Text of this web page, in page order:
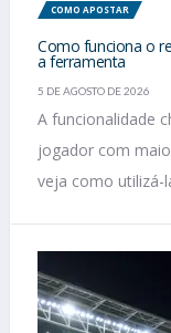
COMO APOSTAR
Como funciona o
a ferramenta
5 DE AGOSTO DE 2026
A funcionalidade
jogador com
veja como utilizá-